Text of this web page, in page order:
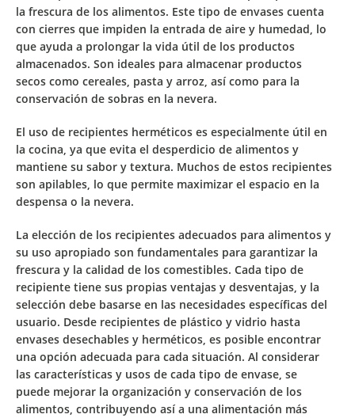
la frescura de los alimentos. Este tipo de envases cuenta
con cierres que impiden la entrada de aire y humedad, lo
que ayuda a prolongar la vida útil de los productos
almacenados. Son ideales para almacenar productos
secos como cereales, pasta y arroz, así como para la
conservación de sobras en la nevera.
El uso de recipientes herméticos es especialmente útil en
la cocina, ya que evita el desperdicio de alimentos y
mantiene su sabor y textura. Muchos de estos recipientes
son apilables, lo que permite maximizar el espacio en la
despensa o la nevera.
La elección de los recipientes adecuados para alimentos y
su uso apropiado son fundamentales para garantizar la
frescura y la calidad de los comestibles. Cada tipo de
recipiente tiene sus propias ventajas y desventajas, y la
selección debe basarse en las necesidades específicas del
usuario. Desde recipientes de plástico y vidrio hasta
envases desechables y herméticos, es posible encontrar
una opción adecuada para cada situación. Al considerar
las características y usos de cada tipo de envase, se
puede mejorar la organización y conservación de los
alimentos, contribuyendo así a una alimentación más